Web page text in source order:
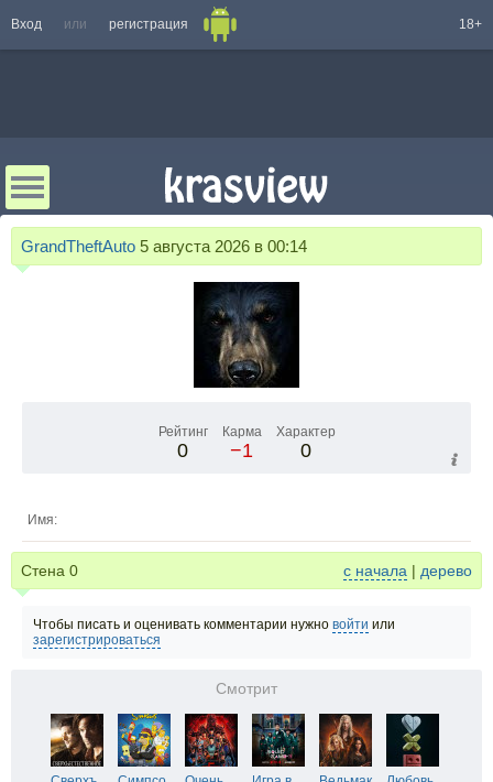
Вход или регистрация 18+
GrandTheftAuto 5 августа 2026 в 00:14
Рейтинг
0
Карма
−1
Характер
0
Имя:
Стена 0 с начала | дерево
Чтобы писать и оценивать комментарии нужно войти или
зарегистрироваться
Смотрит